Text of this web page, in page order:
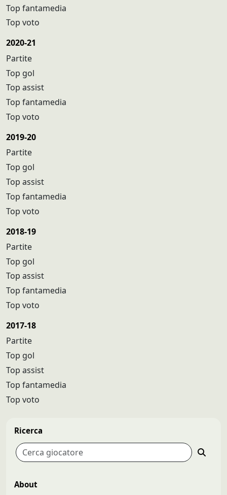
Top fantamedia
Top voto
2020-21
Partite
Top gol
Top assist
Top fantamedia
Top voto
2019-20
Partite
Top gol
Top assist
Top fantamedia
Top voto
2018-19
Partite
Top gol
Top assist
Top fantamedia
Top voto
2017-18
Partite
Top gol
Top assist
Top fantamedia
Top voto
Ricerca
About